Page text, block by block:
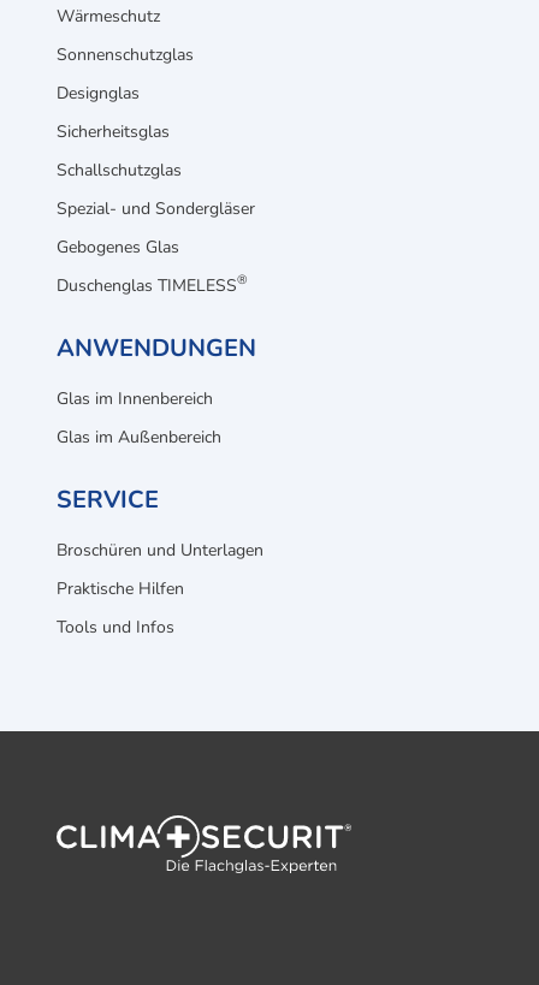
Wärmeschutz
Sonnenschutzglas
Designglas
Sicherheitsglas
Schallschutzglas
Spezial- und Sondergläser
Gebogenes Glas
Duschenglas TIMELESS®
ANWENDUNGEN
Glas im Innenbereich
Glas im Außenbereich
SERVICE
Broschüren und Unterlagen
Praktische Hilfen
Tools und Infos